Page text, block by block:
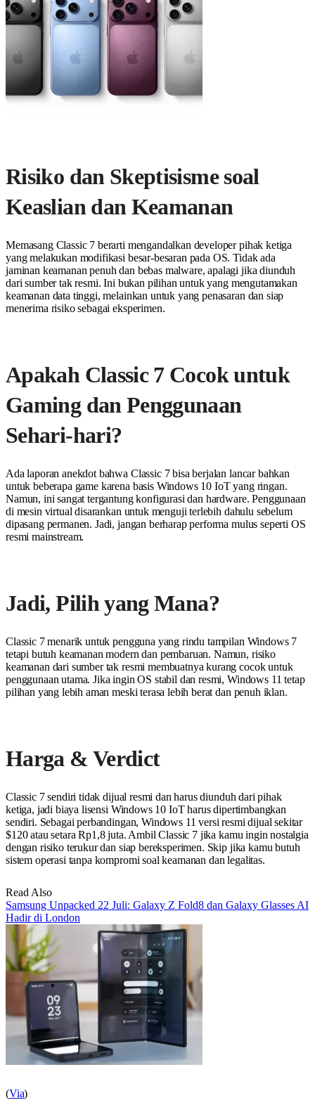
Risiko dan Skeptisisme soal
Keaslian dan Keamanan
Memasang Classic 7 berarti mengandalkan developer pihak ketiga
yang melakukan modifikasi besar-besaran pada OS. Tidak ada
jaminan keamanan penuh dan bebas malware, apalagi jika diunduh
dari sumber tak resmi. Ini bukan pilihan untuk yang mengutamakan
keamanan data tinggi, melainkan untuk yang penasaran dan siap
menerima risiko sebagai eksperimen.
Apakah Classic 7 Cocok untuk
Gaming dan Penggunaan
Sehari-hari?
Ada laporan anekdot bahwa Classic 7 bisa berjalan lancar bahkan
untuk beberapa game karena basis Windows 10 IoT yang ringan.
Namun, ini sangat tergantung konfigurasi dan hardware. Penggunaan
di mesin virtual disarankan untuk menguji terlebih dahulu sebelum
dipasang permanen. Jadi, jangan berharap performa mulus seperti OS
resmi mainstream.
Jadi, Pilih yang Mana?
Classic 7 menarik untuk pengguna yang rindu tampilan Windows 7
tetapi butuh keamanan modern dan pembaruan. Namun, risiko
keamanan dari sumber tak resmi membuatnya kurang cocok untuk
penggunaan utama. Jika ingin OS stabil dan resmi, Windows 11 tetap
pilihan yang lebih aman meski terasa lebih berat dan penuh iklan.
Harga & Verdict
Classic 7 sendiri tidak dijual resmi dan harus diunduh dari pihak
ketiga, jadi biaya lisensi Windows 10 IoT harus dipertimbangkan
sendiri. Sebagai perbandingan, Windows 11 versi resmi dijual sekitar
$120 atau setara Rp1,8 juta. Ambil Classic 7 jika kamu ingin nostalgia
dengan risiko terukur dan siap bereksperimen. Skip jika kamu butuh
sistem operasi tanpa kompromi soal keamanan dan legalitas.
Read Also
Samsung Unpacked 22 Juli: Galaxy Z Fold8 dan Galaxy Glasses AI
Hadir di London
(Via)